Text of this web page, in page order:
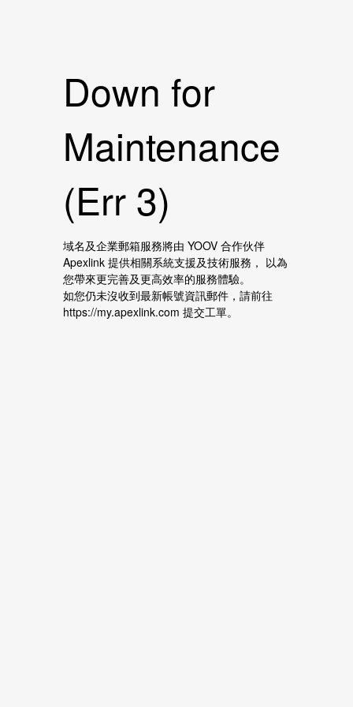
Down for
Maintenance
(Err 3)
域名及企業郵箱服務將由 YOOV 合作伙伴
Apexlink 提供相關系統支援及技術服務， 以為
您帶來更完善及更高效率的服務體驗。
如您仍未沒收到最新帳號資訊郵件，請前往
https://my.apexlink.com 提交工單。